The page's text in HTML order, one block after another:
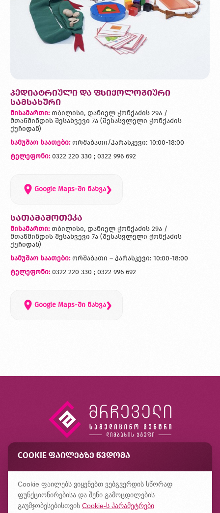
პედიატრიული და ფსიქოლოგიური
სამსახური
მისამართი:თბილისი, დანიელ ჭონქაძის 29ა /
მთაწმინდის შესახვევი 7ა (შესასვლელი ჭონქაძის
ქუჩიდან)
სამუშაო საათები:ორშაბათი/პარასკევი: 10:00-18:00
ტელეფონი:0322 220 330 ; 0322 996 692
Google Maps-ში ნახვა›
სათამაშოთეკა
მისამართი:თბილისი, დანიელ ჭონქაძის 29ა /
მთაწმინდის შესახვევი 7ა (შესასვლელი ჭონქაძის
ქუჩიდან)
სამუშაო საათები:ორშაბათი – პარასკევი: 10:00-18:00
ტელეფონი:0322 220 330 ; 0322 996 692
Google Maps-ში ნახვა›
ხშირად დასმული კითხვები
კონფიდენციალურობის პოლიტიკა
COOKIE ᲤᲐᲘᲚᲔᲑᲖᲔ ᲬᲕᲓᲝᲛᲐ
Cookie ფაილებს ვიყენებთ ვებგვერდის სწორად
ფუნქციონირებისა და შენი გამოცდილების
გაუმჯობესებისთვის Cookie-ს პარამეტრები